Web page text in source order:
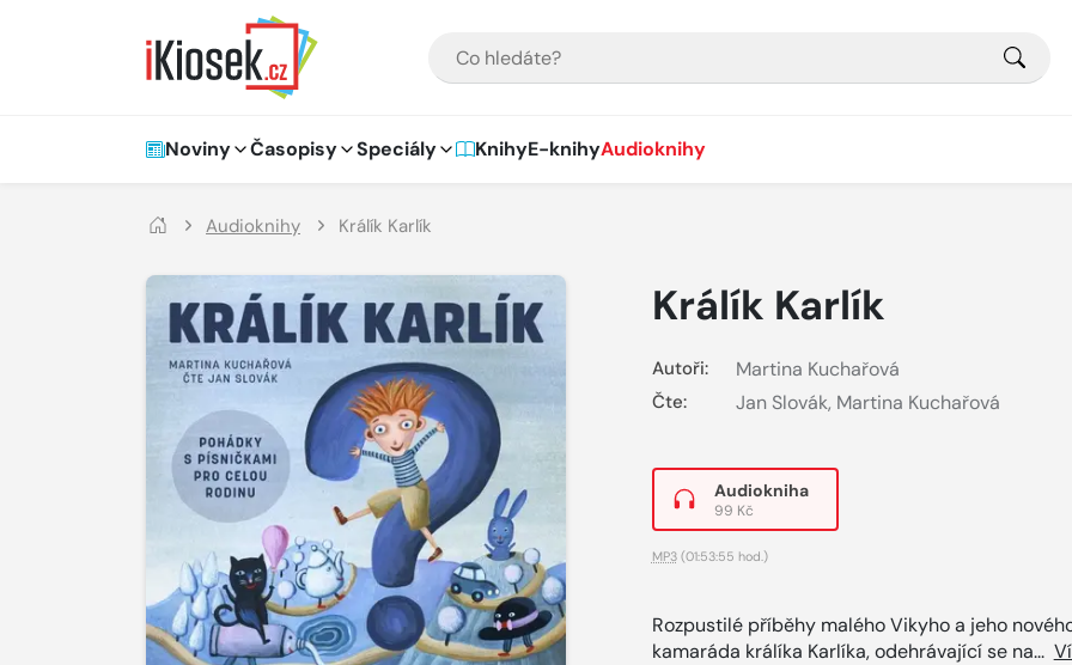
Hlavní navigace
Noviny Časopisy Speciály KnihyE-knihyAudioknihy
Audioknihy Králík Karlík
Králík Karlík
Autoři: Martina Kuchařová
Čte: Jan Slovák, Martina Kuchařová
Audiokniha
99 Kč
MP3(01:53:55 hod.)
Rozpustilé příběhy malého Vikyho a jeho
kamaráda králíka Karlíka, odehrávající se na...